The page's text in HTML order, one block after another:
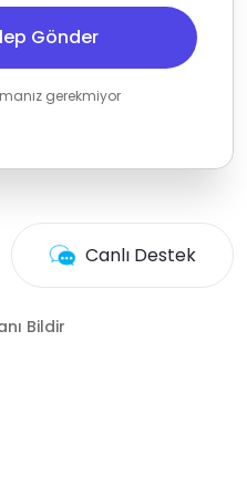
Gönder
gerekmiyor
Canlı Destek
Bildir